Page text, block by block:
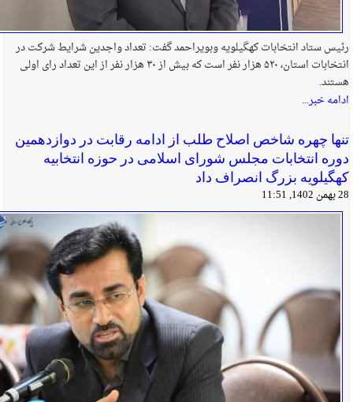
رئیس ستاد انتخابات کهگیلویه وبویراحمد گفت: تعداد واجدین شرایط شرکت در
انتخابات استان، ۵۲۰ هزار نفر است که بیش از ۳۰ هزار نفر از این تعداد رای اولی
هستند.
ادامه خبر...
تنها چهره شاخص اصلاح طلب از ادامه رقابت در دوازدهمین
دوره انتخابات مجلس شورای اسلامی در حوزه انتخابیه
کهگیلویه بزرگ انصراف داد
28 بهمن 1402, 11:51